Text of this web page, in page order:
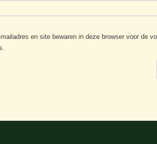
en site bewaren in deze browser voor de